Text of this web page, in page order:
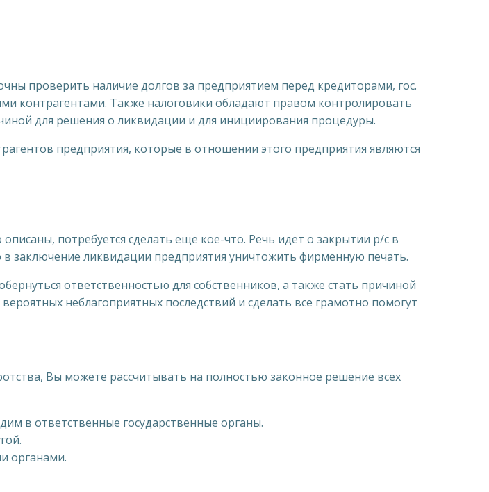
проверить наличие долгов за предприятием перед кредиторами, гос.
Также налоговики обладают правом контролировать
для решения о ликвидации и для инициирования процедуры.
предприятия, которые в отношении этого предприятия являются
потребуется сделать еще кое-что. Речь идет о закрытии р/с в
заключение ликвидации предприятия уничтожить фирменную печать.
ответственностью для собственников, а также стать причиной
неблагоприятных последствий и сделать все грамотно помогут
Вы можете рассчитывать на полностью законное решение всех
в ответственные государственные органы.
органами.